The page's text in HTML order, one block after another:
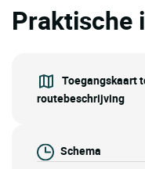
Praktische
Toegangskaart
routebeschrijving
Schema